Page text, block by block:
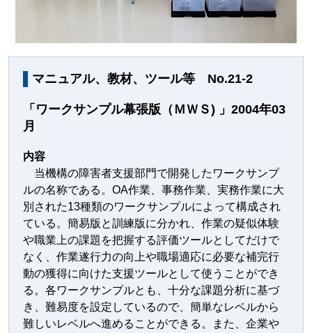
マニュアル、教材、ツール等 No.21-2
「ワークサンプル幕張版（ＭＷＳ) 」2004年03
月
内容
当機構の障害者支援部門で開発したワークサンプ
ルの名称である。OA作業、事務作業、実務作業に大
別された13種類のワークサンプルによって構成され
ている。簡易版と訓練版に分かれ、作業の疑似体験
や職業上の課題を把握する評価ツールとしてだけで
なく、作業遂行力の向上や職場適応に必要な補完行
動の獲得に向けた支援ツールとして使うことができ
る。各ワークサンプルとも、十分な課題分析に基づ
き、難易度を設定しているので、簡単なレベルから
難しいレベルへ進めることができる。また、企業や